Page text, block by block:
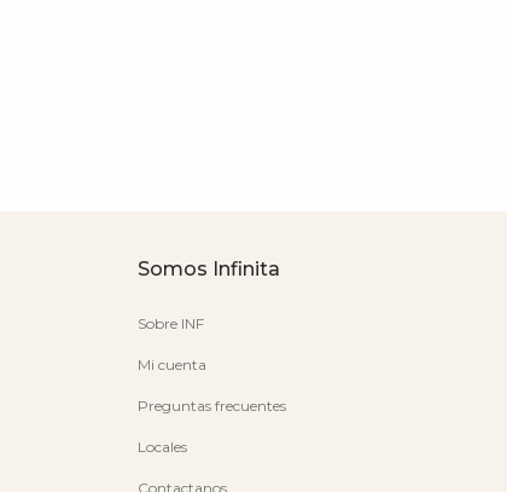
Somos Infinita
Sobre INF
Mi cuenta
Preguntas frecuentes
Locales
Contactanos